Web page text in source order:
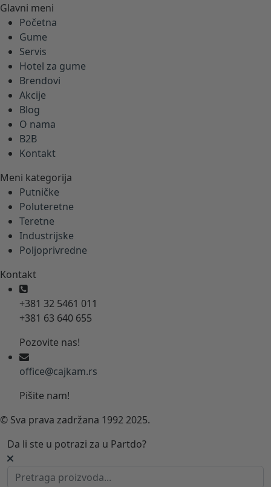
Glavni meni
Početna
Gume
Servis
Hotel za gume
Brendovi
Akcije
Blog
O nama
B2B
Kontakt
Meni kategorija
Putničke
Poluteretne
Teretne
Industrijske
Poljoprivredne
Kontakt
+381 32 5461 011
+381 63 640 655
Pozovite nas!
office@cajkam.rs
Pišite nam!
© Sva prava zadržana 1992 2025.
Da li ste u potrazi za u Partdo?